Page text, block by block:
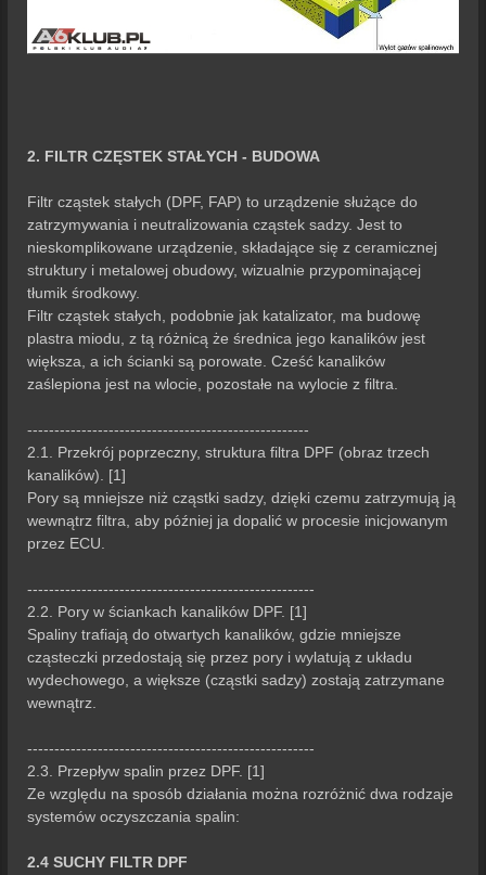
2. FILTR CZĘSTEK STAŁYCH - BUDOWA
Filtr cząstek stałych (DPF, FAP) to urządzenie służące do
zatrzymywania i neutralizowania cząstek sadzy. Jest to
nieskomplikowane urządzenie, składające się z ceramicznej
struktury i metalowej obudowy, wizualnie przypominającej
tłumik środkowy.
Filtr cząstek stałych, podobnie jak katalizator, ma budowę
plastra miodu, z tą różnicą że średnica jego kanalików jest
większa, a ich ścianki są porowate. Cześć kanalików
zaślepiona jest na wlocie, pozostałe na wylocie z filtra.
----------------------------------------------------
2.1. Przekrój poprzeczny, struktura filtra DPF (obraz trzech
kanalików). [1]
Pory są mniejsze niż cząstki sadzy, dzięki czemu zatrzymują ją
wewnątrz filtra, aby później ja dopalić w procesie inicjowanym
przez ECU.
-----------------------------------------------------
2.2. Pory w ściankach kanalików DPF. [1]
Spaliny trafiają do otwartych kanalików, gdzie mniejsze
cząsteczki przedostają się przez pory i wylatują z układu
wydechowego, a większe (cząstki sadzy) zostają zatrzymane
wewnątrz.
-----------------------------------------------------
2.3. Przepływ spalin przez DPF. [1]
Ze względu na sposób działania można rozróżnić dwa rodzaje
systemów oczyszczania spalin:
2.4 SUCHY FILTR DPF